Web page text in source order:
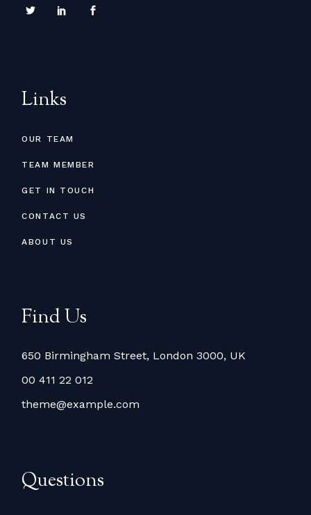
Links
OUR TEAM
TEAM MEMBER
GET IN TOUCH
CONTACT US
ABOUT US
Find Us
650 Birmingham Street, London 3000, UK
00 411 22 012
theme@example.com
Questions